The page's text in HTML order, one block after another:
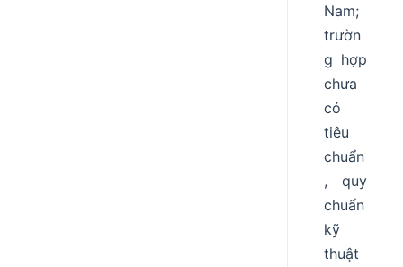
Nam;
trườn
g hợp
chưa
có
tiêu
chuẩn
, quy
chuẩn
kỹ
thuật